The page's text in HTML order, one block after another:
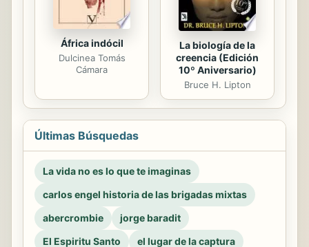
África indócil
Dulcinea Tomás
Cámara
La biología de la
creencia (Edición
10º Aniversario)
Bruce H. Lipton
Últimas Búsquedas
La vida no es lo que te imaginas
carlos engel historia de las brigadas mixtas
abercrombie
jorge baradit
El Espiritu Santo
el lugar de la captura